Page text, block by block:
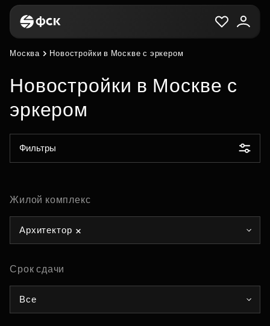
Москва Новостройки в Москве с эркером
Новостройки в Москве с
эркером
Фильтры
Жилой комплекс
Архитектор
Срок сдачи
Все